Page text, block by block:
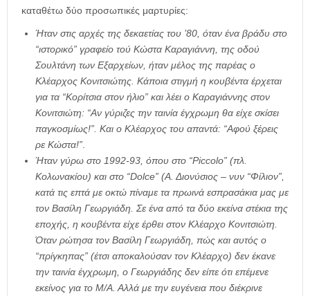
καταθέτω δύο προσωπικές μαρτυρίες:
Ήταν στις αρχές της δεκαετίας του ’80, όταν ένα βράδυ στο
“ιστορικό” γραφείο τού Κώστα Καραγιάννη, της οδού
Σουλτάνη των Εξαρχείων, ήταν μέλος της παρέας ο
Κλέαρχος Κονιτσιώτης. Κάποια στιγμή η κουβέντα έρχεται
για τα “Κορίτσια στον ήλιο” και λέει ο Καραγιάννης στον
Κονιτσιώτη: “Αν γύριζες την ταινία έγχρωμη θα είχε σκίσει
παγκοσμίως!”. Και ο Κλέαρχος του απαντά: “Αφού ξέρεις
ρε Κώστα!”.
Ήταν γύρω στο 1992-93, όπου στο “Piccolo” (πλ.
Κολωνακίου) και στο “Dolce” (Α. Διονύσιος – νυν “Φίλιον”,
κατά τις επτά με οκτώ πίναμε τα πρωινά εσπρασάκια μας με
τον Βασίλη Γεωργιάδη. Σε ένα από τα δύο εκείνα στέκια της
εποχής, η κουβέντα είχε έρθει στον Κλέαρχο Κονιτσιώτη.
Όταν ρώτησα τον Βασίλη Γεωργιάδη, πώς και αυτός ο
“πρίγκηπας” (έτσι αποκαλούσαν τον Κλέαρχο) δεν έκανε
την ταινία έγχρωμη, ο Γεωργιάδης δεν είπε ότι επέμενε
εκείνος για το Μ/Α. Αλλά με την ευγένεια που διέκρινε